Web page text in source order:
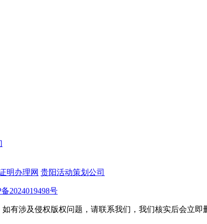
明办理网 贵阳活动策划公司
2024019498号
有涉及侵权版权问题，请联系我们，我们核实后会立即